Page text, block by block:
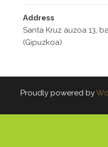
Address
Santa Kruz auzoa 13,
(Gipuzkoa)
Proudly powered by